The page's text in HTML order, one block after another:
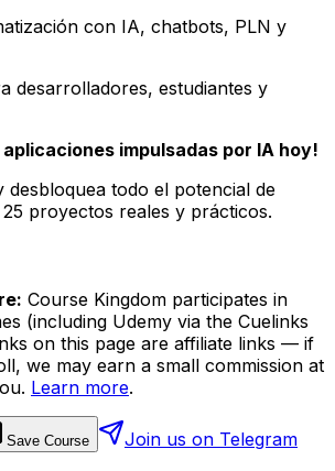
con IA, chatbots, PLN y
desarrolladores, estudiantes y
aplicaciones impulsadas por IA hoy!
desbloquea todo el potencial de
proyectos reales y prácticos.
Course Kingdom participates in
(including Udemy via the Cuelinks
on this page are affiliate links — if
we may earn a small commission at
Learn more.
Save Course Join us on Telegram